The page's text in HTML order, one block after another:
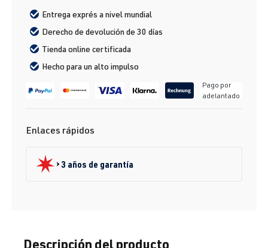
Entrega exprés a nivel mundial
Derecho de devolución de 30 días
Tienda online certificada
Hecho para un alto impulso
Pago por
adelantado
Enlaces rápidos
3 años de garantía
Descripción del producto